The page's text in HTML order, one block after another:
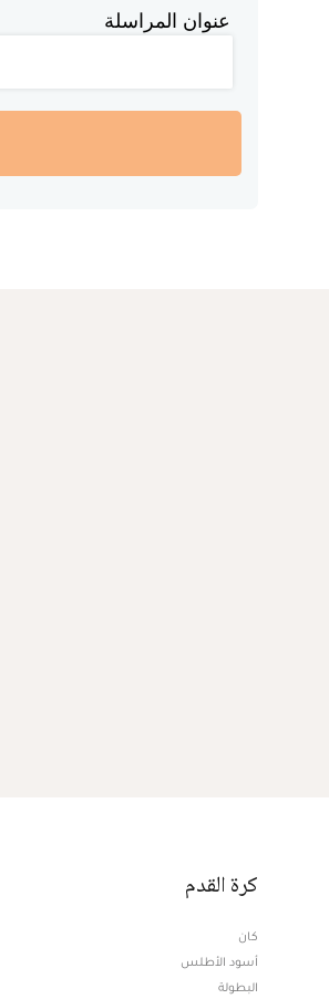
عنوان المراسلة
كرة القدم
كان
أسود الأطلس
البطولة